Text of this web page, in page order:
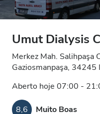
Umut Dialysis
Merkez Mah. Salihpaşa
Gaziosmanpaşa,
Aberto hoje 07:00 -
8,6 Muito Boas